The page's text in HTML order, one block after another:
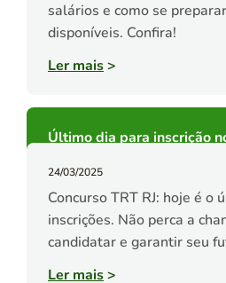
salários e como se
disponíveis. Confira!
Ler mais>
Último dia para inscrição
24/03/2025
Concurso TRT RJ: hoje é o
inscrições. Não perca a
candidatar e garantir seu
Ler mais>